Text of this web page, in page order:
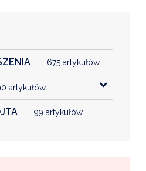
675 artykułów
artykułów
99 artykułów